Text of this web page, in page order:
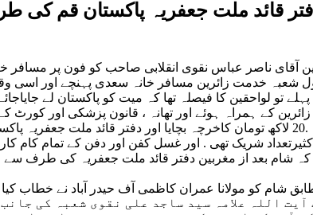
قائد ملت جعفریہ پاکستان قم کی
بجے مسئول شعبہ خدمت زائرین آقای ناصر عباس نقوی انقلابی صاحب
خدمت زائرین مسافر خانہ سعدی پہنچے اور اسی وقت
تو لواحقین کا فیصلہ تھا کہ میت کو پاکستان لے
کے ہمراہ ہوئے اور تھانہ ، قانون پزشکی اور کورٹ
20 لاکھ تومان کاخرچہ بچایا اور دفتر قائد ملت جعفریہ پاکستان اورنمائندہ ولی فقیہ کے لیٹر پیڈ کےذریعے سارا کام رایگان کرایا.
شام بعد از مغربین دفتر قائد ملت جعفریہ کی طرف
اللہ علامہ سید ساجد علی نقوی شعبہ کی